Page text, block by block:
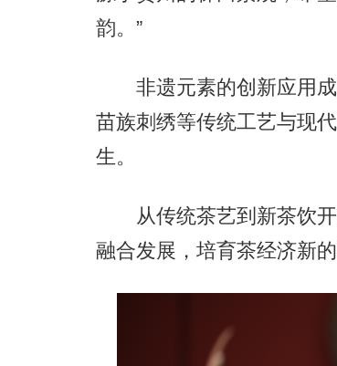
韵。”
非遗元素的创新应用成
苗族刺绣等传统工艺与现
生。
从传统茶艺到新茶饮开
融合发展，培育茶经济新的